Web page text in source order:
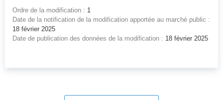
Ordre de la modification : 1
Date de la notification de la modification apportée au marché public :
18 février 2025
Date de publication des données de la modification : 18 février 2025